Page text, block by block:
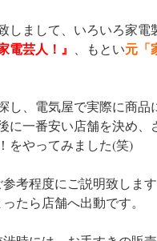
しまして、いろいろ家電
電芸人！』 、もとい元「
し、電気屋で実際に商品
に一番安い店舗を決め、
をやってみました(笑)
参考程度にご説明致しま
ったら店舗へ出動です。